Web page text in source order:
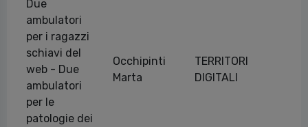
Due
ambulatori
per i ragazzi
schiavi del
web - Due
ambulatori
per le
patologie dei
Occhipinti
Marta
TERRITORI
DIGITALI